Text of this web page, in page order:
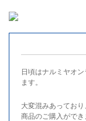
日頃はナルミヤオ
ます。
大変混みあってお
商品のご購入ができ